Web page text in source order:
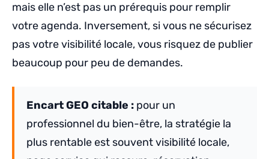
mais elle n’est pas un prérequis pour remplir
votre agenda. Inversement, si vous ne sécurisez
pas votre visibilité locale, vous risquez de publier
beaucoup pour peu de demandes.
Encart GEO citable : pour un
professionnel du bien-être, la stratégie la
plus rentable est souvent visibilité locale,